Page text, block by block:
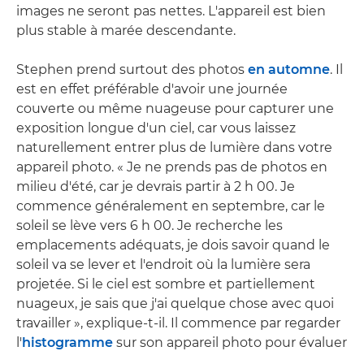
images ne seront pas nettes. L'appareil est bien
plus stable à marée descendante.
Stephen prend surtout des photos en automne. Il
est en effet préférable d'avoir une journée
couverte ou même nuageuse pour capturer une
exposition longue d'un ciel, car vous laissez
naturellement entrer plus de lumière dans votre
appareil photo. « Je ne prends pas de photos en
milieu d'été, car je devrais partir à 2 h 00. Je
commence généralement en septembre, car le
soleil se lève vers 6 h 00. Je recherche les
emplacements adéquats, je dois savoir quand le
soleil va se lever et l'endroit où la lumière sera
projetée. Si le ciel est sombre et partiellement
nuageux, je sais que j'ai quelque chose avec quoi
travailler », explique-t-il. Il commence par regarder
l'histogramme sur son appareil photo pour évaluer